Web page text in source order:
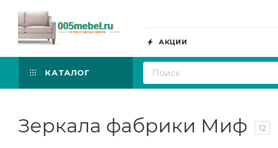
АКЦИИ
КАТАЛОГ
Зеркала фабрики Миф 12